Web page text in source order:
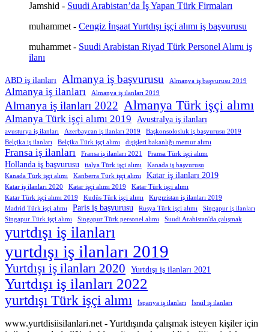
Jamshid - Suudi Arabistan’da İş Yapan Türk Firmaları
muhammet - Cengiz İnşaat Yurtdışı işçi alımı iş başvurusu
muhammet - Suudi Arabistan Riyad Türk Personel Alımı iş
ilanı
ABD iş ilanları Almanya iş başvurusu Almanya iş başvurusu 2019
Almanya iş ilanları Almanya iş ilanları 2019
Almanya iş ilanları 2022 Almanya Türk işçi alımı
Almanya Türk işçi alımı 2019 Avustralya iş ilanları
avusturya iş ilanları Azerbaycan iş ilanları 2019
Başkonsolosluk iş başvurusu 2019
Belçika iş ilanları
Belçika Türk işçi alımı dışişleri bakanlığı memur alımı
Fransa iş ilanları Fransa iş ilanları 2021 Fransa Türk işçi alımı
Hollanda iş başvurusu italya Türk işçi alımı
Kanada iş başvurusu
Kanada Türk işçi alımı
Kanberra Türk işçi alımı Katar iş ilanları 2019
Katar iş ilanları 2020 Katar işçi alımı 2019
Katar Türk işçi alımı
Katar Türk işçi alımı 2019
Kudüs Türk işçi alımı
Kırgızistan iş ilanları 2019
Madrid Türk işçi alımı
Paris iş başvurusu Rusya Türk işçi alımı
Singapur iş ilanları
Singapur Türk işçi alımı
Singapur Türk personel alımı Suudi Arabistan'da çalışmak
yurtdışı iş ilanları
yurtdışı iş ilanları 2019
Yurtdışı iş ilanları 2020 Yurtdışı iş ilanları 2021
Yurtdışı iş ilanları 2022
yurtdışı Türk işçi alımı İspanya iş ilanları İsrail iş ilanları
www.yurtdisiisilanlari.net - Yurtdışında çalışmak isteyen kişiler için